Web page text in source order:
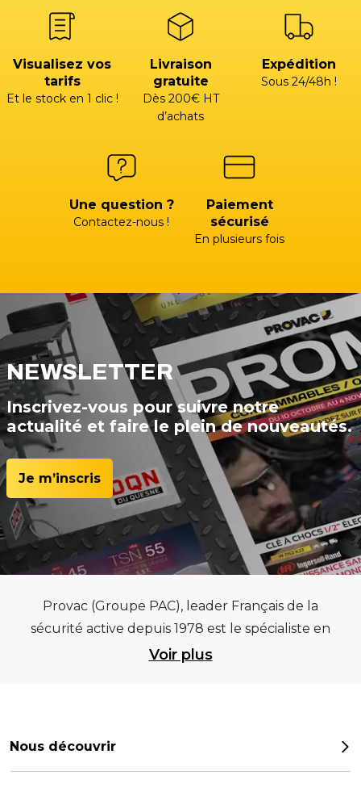
Visualisez vos
tarifs
Et le stock en 1 clic !
Livraison
gratuite
Dès 200€ HT
d’achats
Expédition
Sous 24/48h !
Une question ?
Contactez-nous !
Paiement
sécurisé
En plusieurs fois
NEWSLETTER
Inscrivez-vous pour suivre notre
actualité et faire le plein de nouveautés.
Je m’inscris
Provac (Groupe PAC), leader Français de la
sécurité active depuis 1978 est le spécialiste en
équipements pour garages et centres
meilleurs équipements sur des critères de
Voir plus
Nous découvrir